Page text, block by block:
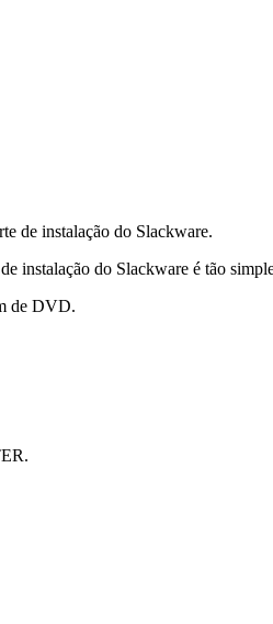
de instalação do Slackware.
do Slackware é tão
de DVD.